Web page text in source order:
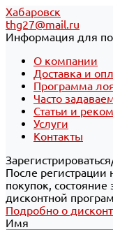
Хабаровск
thg27@mail.ru
Информация для
О компании
Доставка и
Программа
Часто
Статьи и
Услуги
Контакты
После регистрации
покупок, состояние
дисконтной
Подробно о
Имя